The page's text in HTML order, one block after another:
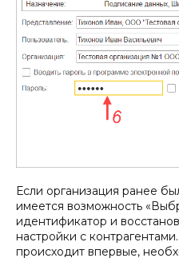
Если организация ранее
имеется возможность
идентификатор и
настройки с
происходит впервые,